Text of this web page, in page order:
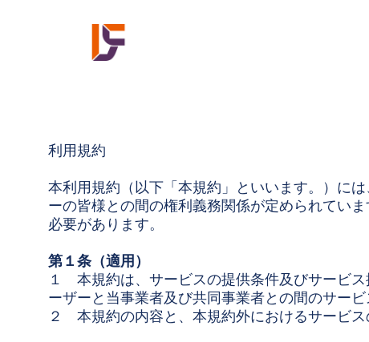
利用規約
本利用規約（以下「本規約」といいます。）に
ーの皆様との間の権利義務関係が定められてい
必要があります。
第１条（適用）
１ 本規約は、サービスの提供条件及びサービ
ーザーと当事業者及び共同事業者との間のサー
２ 本規約の内容と、本規約外におけるサービス